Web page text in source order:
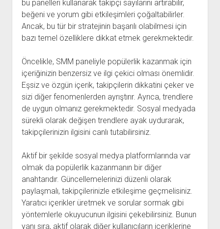
bu panelleri kullanarak takipçi sayılarını artırabilir,
beğeni ve yorum gibi etkileşimleri çoğaltabilirler.
Ancak, bu tür bir stratejinin başarılı olabilmesi için
bazı temel özelliklere dikkat etmek gerekmektedir.
Öncelikle, SMM paneliyle popülerlik kazanmak için
içeriğinizin benzersiz ve ilgi çekici olması önemlidir.
Eşsiz ve özgün içerik, takipçilerin dikkatini çeker ve
sizi diğer fenomenlerden ayrıştırır. Ayrıca, trendlere
de uygun olmanız gerekmektedir. Sosyal medyada
sürekli olarak değişen trendlere ayak uydurarak,
takipçilerinizin ilgisini canlı tutabilirsiniz.
Aktif bir şekilde sosyal medya platformlarında var
olmak da popülerlik kazanmanın bir diğer
anahtarıdır. Güncellemelerinizi düzenli olarak
paylaşmalı, takipçilerinizle etkileşime geçmelisiniz.
Yaratıcı içerikler üretmek ve sorular sormak gibi
yöntemlerle okuyucunun ilgisini çekebilirsiniz. Bunun
yanı sıra, aktif olarak diğer kullanıcıların içeriklerine